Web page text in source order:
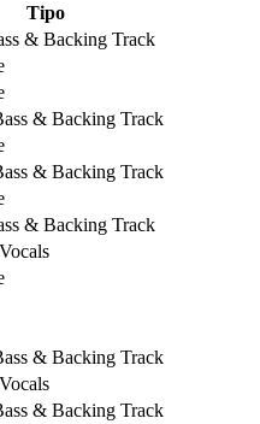
Tipo
& Backing Track
& Backing Track
& Backing Track
& Backing Track
& Backing Track
& Backing Track